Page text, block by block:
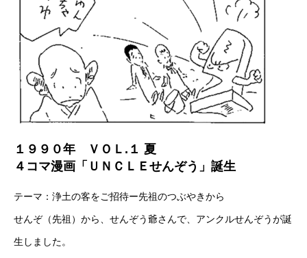
１９９０年 ＶＯＬ.１ 夏
４コマ漫画「ＵＮＣＬＥせんぞう」誕生
テーマ：浄土の客をご招待ー先祖のつぶやきから
せんぞ（先祖）から、せんぞう爺さんで、アンクルせんぞうが誕
生しました。